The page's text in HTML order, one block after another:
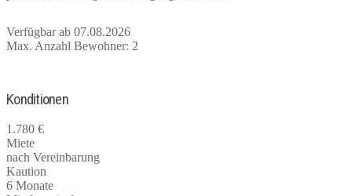
Verfügbar ab 07.08.2026
Max. Anzahl Bewohner: 2
Konditionen
1.780 €
Miete
nach Vereinbarung
Kaution
6 Monate